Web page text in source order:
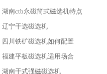
湖南ctb永磁筒式磁选机特点
辽宁干选磁选机
四川铁矿磁选机如何配置
福建平板磁选机适用场合
湖南干式强磁磁选机